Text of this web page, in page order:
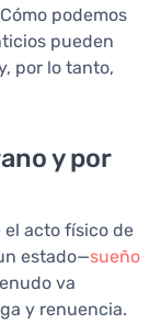
podemos
pueden
por lo tanto,
y por
el acto físico de
estado—sueño
va
y renuencia.